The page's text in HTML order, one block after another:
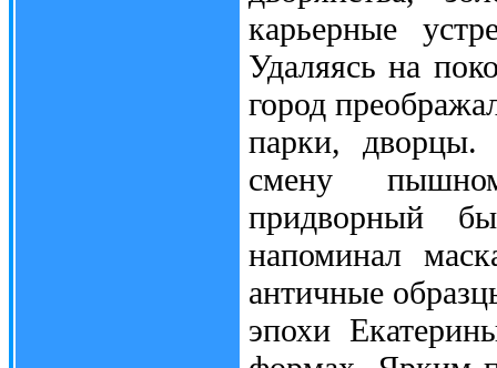
карьерные
Удаляясь на
город
парки, дворцы.
смену
придворный
напоминал
античные
эпохи